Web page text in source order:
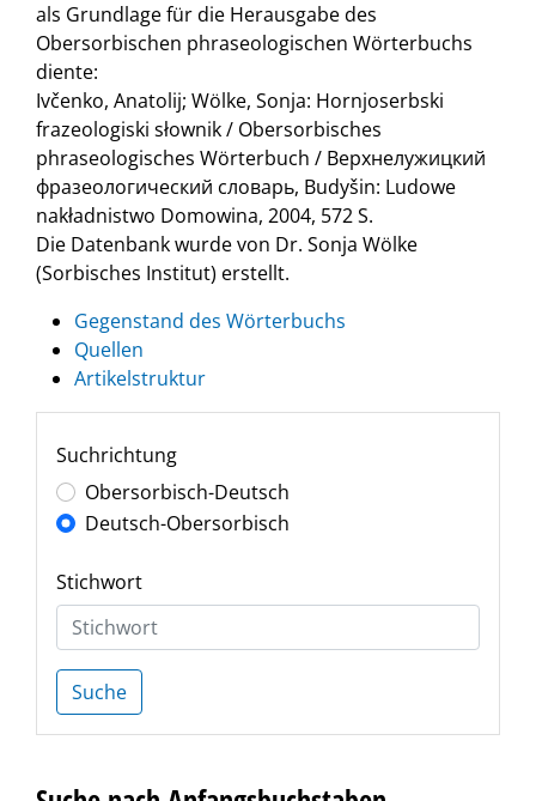
als Grundlage für die Herausgabe des
Obersorbischen phraseologischen Wörterbuchs
diente:
Ivčenko, Anatolij; Wölke, Sonja: Hornjoserbski
frazeologiski słownik / Obersorbisches
phraseologisches Wörterbuch / Верхнелужицкий
фразеологический словарь, Budyšin: Ludowe
nakładnistwo Domowina, 2004, 572 S.
Die Datenbank wurde von Dr. Sonja Wölke
(Sorbisches Institut) erstellt.
Gegenstand des Wörterbuchs
Quellen
Artikelstruktur
Suchrichtung
Obersorbisch-Deutsch
Deutsch-Obersorbisch
Stichwort
Suche